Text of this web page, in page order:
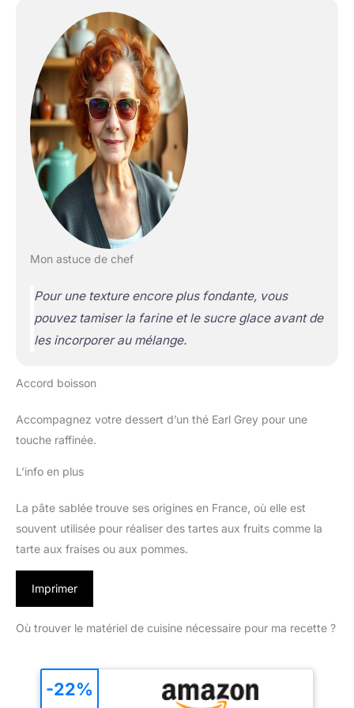
Mon astuce de chef
Pour une texture encore plus fondante, vous
pouvez tamiser la farine et le sucre glace avant de
les incorporer au mélange.
Accord boisson
Accompagnez votre dessert d’un thé Earl Grey pour une
touche raffinée.
L’info en plus
La pâte sablée trouve ses origines en France, où elle est
souvent utilisée pour réaliser des tartes aux fruits comme la
tarte aux fraises ou aux pommes.
Imprimer
Où trouver le matériel de cuisine nécessaire pour ma recette ?
-22%